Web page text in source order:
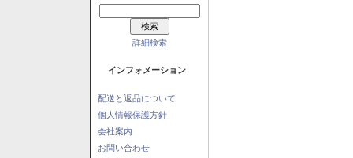
詳細検索
インフォメーション
配送と返品について
個人情報保護方針
会社案内
お問い合わせ